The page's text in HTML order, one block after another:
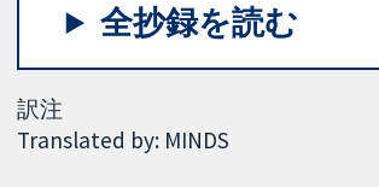
全抄録を読む
訳注
Translated by: MINDS